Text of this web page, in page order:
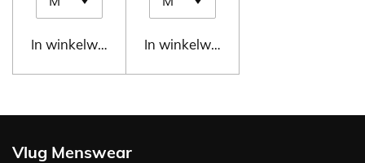
In winkelwagen In winkelwagen
Vlug Menswear